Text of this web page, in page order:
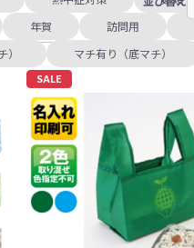
年賀 訪問用
マチ有り（底マチ）
SALE